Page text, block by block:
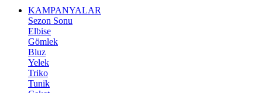
KAMPANYALAR
Sezon Sonu
Elbise
Gömlek
Bluz
Yelek
Triko
Tunik